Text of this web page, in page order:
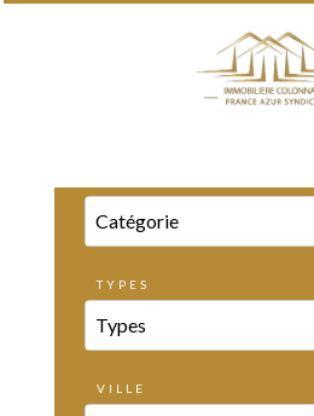
Catégorie
TYPES
Types
VILLE